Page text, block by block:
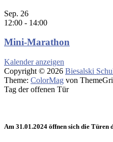
Sep. 26
12:00 - 14:00
Mini-Marathon
Kalender anzeigen
Copyright © 2026 Biesalski
Theme: ColorMag von
Tag der offenen Tür
Am 31.01.2024 öffnen sich die Türen